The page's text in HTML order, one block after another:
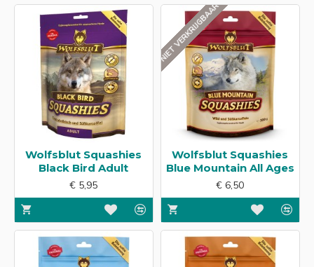
Wolfsblut Squashies
Black Bird Adult
€ 5,95
NIET VERKRIJGBAAR
Wolfsblut Squashies
Blue Mountain All Ages
€ 6,50